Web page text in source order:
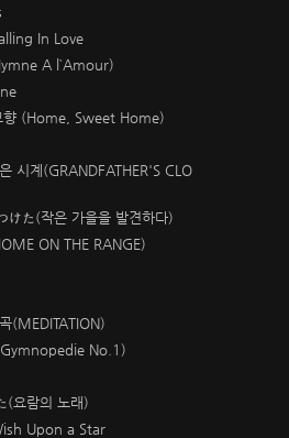
In Love
A l`Amour)
향 (Home, Sweet Home)
시계(GRANDFATHER'S CLO
けた(작은 가을을 발견하다)
ON THE RANGE)
(MEDITATION)
No.1)
(요람의 노래)
Upon a Star